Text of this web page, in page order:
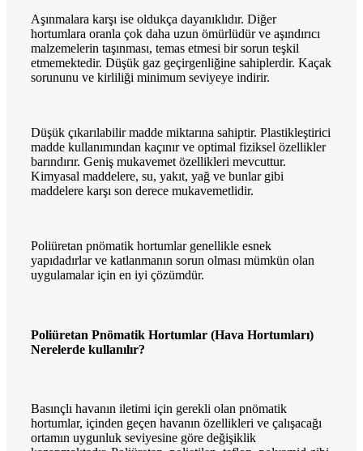
Aşınmalara karşı ise oldukça dayanıklıdır. Diğer
hortumlara oranla çok daha uzun ömürlüdür ve aşındırıcı
malzemelerin taşınması, temas etmesi bir sorun teşkil
etmemektedir. Düşük gaz geçirgenliğine sahiplerdir. Kaçak
sorununu ve kirliliği minimum seviyeye indirir.
Düşük çıkarılabilir madde miktarına sahiptir. Plastikleştirici
madde kullanımından kaçınır ve optimal fiziksel özellikler
barındırır. Geniş mukavemet özellikleri mevcuttur.
Kimyasal maddelere, su, yakıt, yağ ve bunlar gibi
maddelere karşı son derece mukavemetlidir.
Poliüretan pnömatik hortumlar genellikle esnek
yapıdadırlar ve katlanmanın sorun olması mümkün olan
uygulamalar için en iyi çözümdür.
Poliüretan Pnömatik Hortumlar (Hava Hortumları)
Nerelerde kullanılır?
Basınçlı havanın iletimi için gerekli olan pnömatik
hortumlar, içinden geçen havanın özellikleri ve çalışacağı
ortamın uygunluk seviyesine göre değişiklik